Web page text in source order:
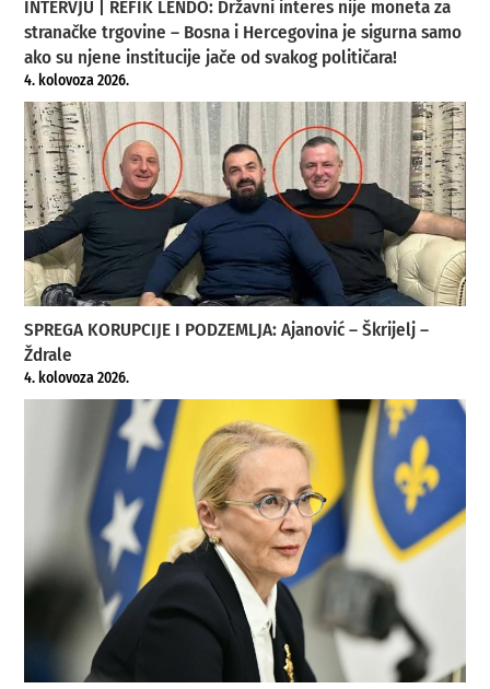
INTERVJU | REFIK LENDO: Državni interes nije moneta za
stranačke trgovine – Bosna i Hercegovina je sigurna samo
ako su njene institucije jače od svakog političara!
4. kolovoza 2026.
SPREGA KORUPCIJE I PODZEMLJA: Ajanović – Škrijelj –
Ždrale
4. kolovoza 2026.